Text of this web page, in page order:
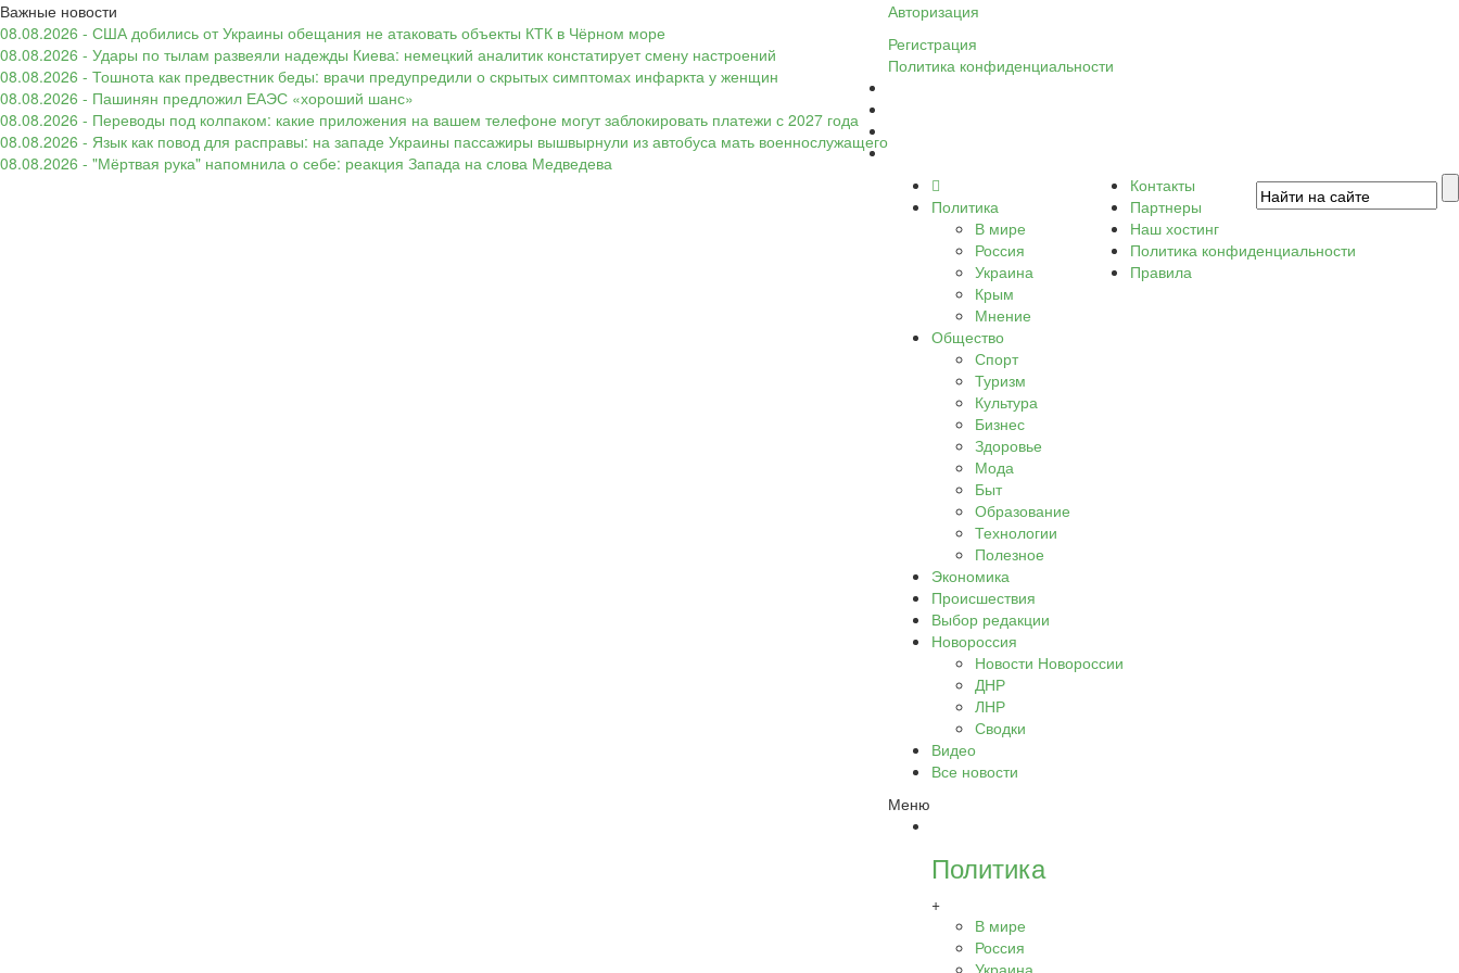
Важные новости
08.08.2026 - США добились от Украины обещания не атаковать объекты КТК в Чёрном море
08.08.2026 - Удары по тылам развеяли надежды Киева: немецкий аналитик констатирует смену настроений
08.08.2026 - Тошнота как предвестник беды: врачи предупредили о скрытых симптомах инфаркта у женщин
08.08.2026 - Пашинян предложил ЕАЭС «хороший шанс»
08.08.2026 - Переводы под колпаком: какие приложения на вашем телефоне могут заблокировать платежи с 2027 года
08.08.2026 - Язык как повод для расправы: на западе Украины пассажиры вышвырнули из автобуса мать военнослужащего
08.08.2026 - "Мёртвая рука" напомнила о себе: реакция Запада на слова Медведева
Авторизация
Регистрация
Политика конфиденциальности
Политика
В мире
Россия
Украина
Крым
Мнение
Общество
Спорт
Туризм
Культура
Бизнес
Здоровье
Мода
Быт
Образование
Технологии
Полезное
Экономика
Происшествия
Выбор редакции
Новороссия
Новости Новороссии
ДНР
ЛНР
Сводки
Видео
Все новости
Меню
Политика
+
В мире
Россия
Украина
Контакты
Партнеры
Наш хостинг
Политика конфиденциальности
Правила